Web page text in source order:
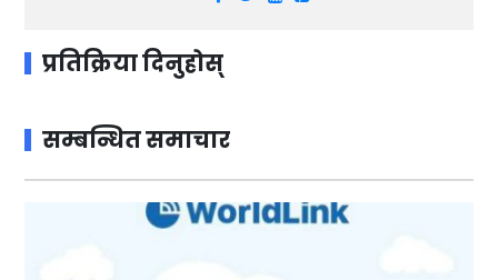
प्रतिक्रिया दिनुहोस्
सम्बन्धित समाचार